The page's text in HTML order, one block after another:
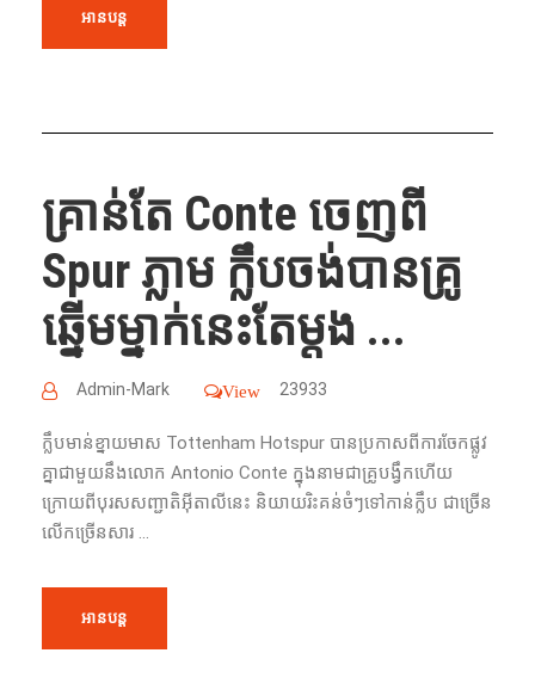
អានបន្ត
គ្រាន់តែ Conte ចេញពី
Spur ភ្លាម ក្លឹបចង់បានគ្រូ
ឆ្នើមម្នាក់នេះតែម្តង ...
Admin-Mark View 23933
ក្លឹបមាន់ខ្នាយមាស Tottenham Hotspur បានប្រកាសពីការចែកផ្លូវ
គ្នាជាមួយនឹងលោក Antonio Conte ក្នុងនាមជាគ្រូបង្វឹកហើយ
ក្រោយពីបុរសសញ្ជាតិអ៊ីតាលីនេះ និយាយរិះគន់ចំៗទៅកាន់ក្លឹប ជាច្រើន
លើកច្រើនសារ ...
អានបន្ត